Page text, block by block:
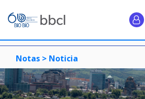
Notas > Noticia